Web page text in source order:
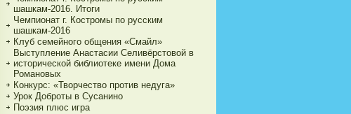
шашкам-2016. Итоги
Чемпионат г. Костромы по русским
шашкам-2016
Клуб семейного общения «Смайл»
Выступление Анастасии Селивёрстовой в
исторической библиотеке имени Дома
Романовых
Конкурс: «Творчество против недуга»
Урок Доброты в Сусанино
Поэзия плюс игра